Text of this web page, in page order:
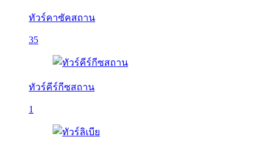
ทัวร์คาซัคสถาน
35
ทัวร์คีร์กีซสถาน
1